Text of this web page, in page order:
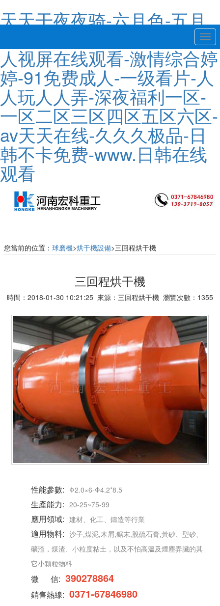
天天干夜夜骑-六月色-五月
天色综合-久久伊人网站-成
人视屏在线观看-激情综合婷
婷-91免费成人-一级看片-人
人玩人人弄-深夜福利一区-
一区二区三区四区五区六区-
av天天在线-久久久极品-日
韩不卡免费-www.日韩在线
观看
您當前的位置： 球磨機>烘干機設備>三回程烘干機
三回程烘干機
時間：2018-01-30 10:21:25 來源：三回程烘干機 瀏覽次數：1355
性能參數: Φ2.0×6-Φ4.2*8.5
生產能力: 20-25~75-99
應用領域: 建材、化工、鑄造等行業
適用物料: 沙子,煤泥,木屑,鋸末,脫硫石膏,黃砂、型砂、
礦渣，煤渣、小粒度粘土，以及不怕高溫及煙塵弄臟的其
它小顆粒物料
微 信: 390278864
銷售熱線: 0371-67846980